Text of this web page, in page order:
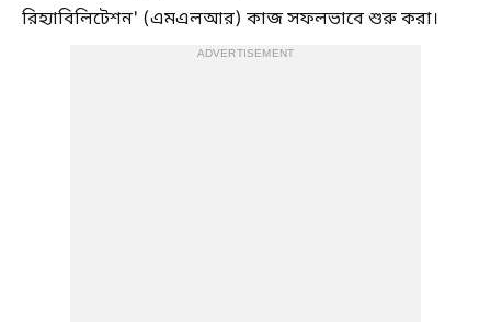
রিহ্যাবিলিটেশন' (এমএলআর) কাজ সফলভাবে শুরু করা।
ADVERTISEMENT